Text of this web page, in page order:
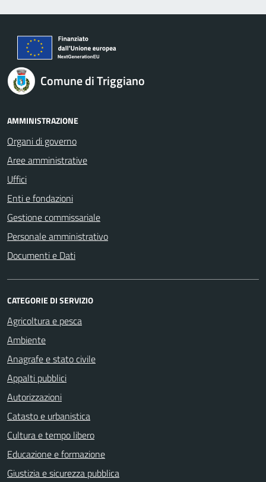
Comune di Triggiano
AMMINISTRAZIONE
Organi di governo
Aree amministrative
Uffici
Enti e fondazioni
Gestione commissariale
Personale amministrativo
Documenti e Dati
CATEGORIE DI SERVIZIO
Agricoltura e pesca
Ambiente
Anagrafe e stato civile
Appalti pubblici
Autorizzazioni
Catasto e urbanistica
Cultura e tempo libero
Educazione e formazione
Giustizia e sicurezza pubblica